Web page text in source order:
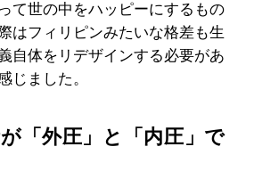
て世の中をハッピーにするもの
はフィリピンみたいな格差も生
自体をリデザインする必要があ
じました。
「外圧」と「内圧」で